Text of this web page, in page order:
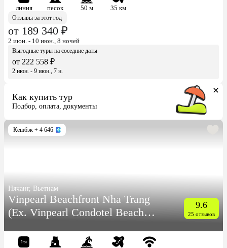
линия песок 50 м
35 км
Отзывы за этот год
от 189 340 ₽
2 июн. - 10 июн., 8 ночей
Выгодные туры на соседние даты
от 222 558 ₽
2 июн. - 9 июн., 7 н.
Как купить тур
Подбор, оплата, документы
Кешбэк + 4 646
Нячанг, Вьетнам
Vinpearl Beachfront Nha Trang
(Ex. Vinpearl Condotel Beach
9.6
25 отзывов